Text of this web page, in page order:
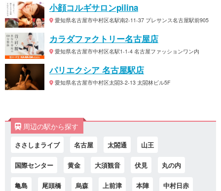
小顔コルギサロンpilina
愛知県名古屋市中村区名駅南2-11-37 プレサンス名古屋駅前905
カラダファクトリー名古屋店
愛知県名古屋市中村区名駅1-1-4 名古屋ファッションワン内
パリエクシア 名古屋駅店
愛知県名古屋市中村区太閤3-2-13 太閤林ビル5F
周辺の駅から探す
ささしまライブ 名古屋 太閤通 山王
国際センター 黄金 大須観音 伏見 丸の内
亀島 尾頭橋 烏森 上前津 本陣 中村日赤